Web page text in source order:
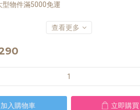
型物件滿5000免運
查看更多
加入購物車 立即購買